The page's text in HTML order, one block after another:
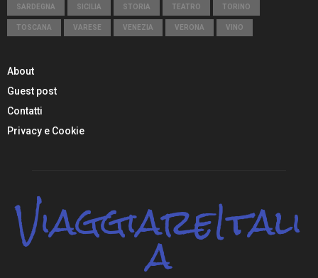
SARDEGNA SICILIA STORIA TEATRO TORINO
TOSCANA VARESE VENEZIA VERONA VINO
About
Guest post
Contatti
Privacy e Cookie
ViaggiareItali
a